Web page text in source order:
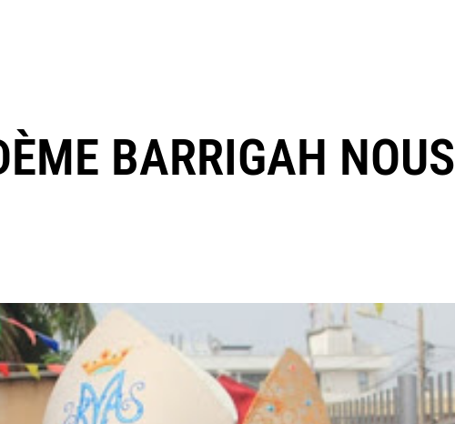
BARRIGAH NOUS